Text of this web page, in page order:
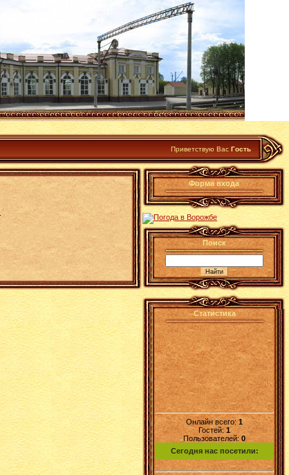
Приветствую Вас Гость
Форма входа
Поиск
Статистика
Онлайн всего:1
Гостей: 1
Пользователей: 0
Сегодня нас посетили: